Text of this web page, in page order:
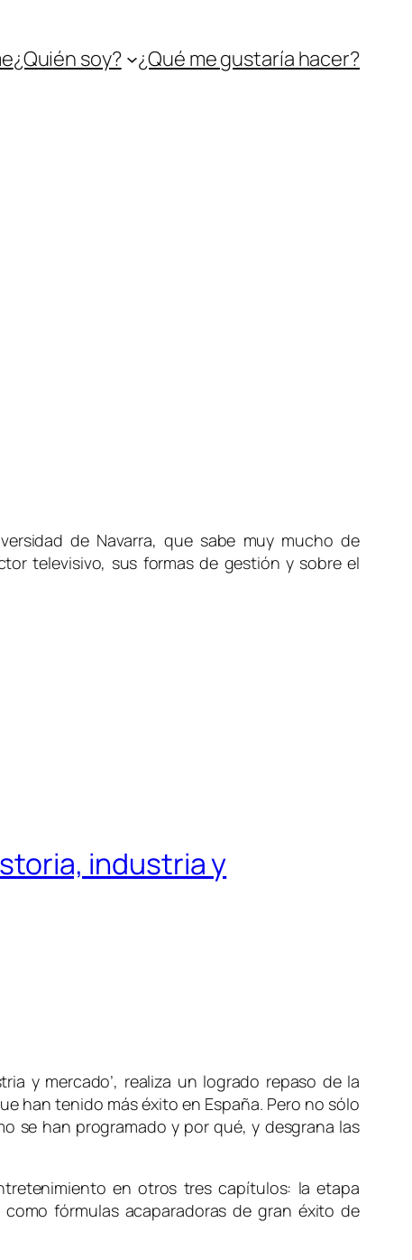
¿Quién soy? ¿Qué me gustaría hacer?
de Navarra, que sabe muy mucho de
televisivo, sus formas de gestión y sobre el
industria y
y mercado’, realiza un logrado repaso de la
han tenido más éxito en España. Pero no sólo
se han programado y por qué, y desgrana las
en otros tres capítulos: la etapa
fórmulas acaparadoras de gran éxito de